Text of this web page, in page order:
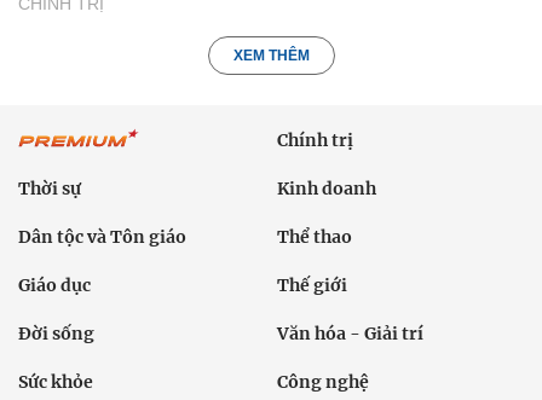
XEM THÊM
Chính trị
Thời sự Kinh doanh
Dân tộc và Tôn giáo Thể thao
Giáo dục Thế giới
Đời sống Văn hóa - Giải trí
Sức khỏe Công nghệ